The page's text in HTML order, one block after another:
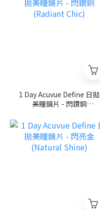
1 Day Acuvue Define 日拋
美瞳鏡片 - 閃鑽銅